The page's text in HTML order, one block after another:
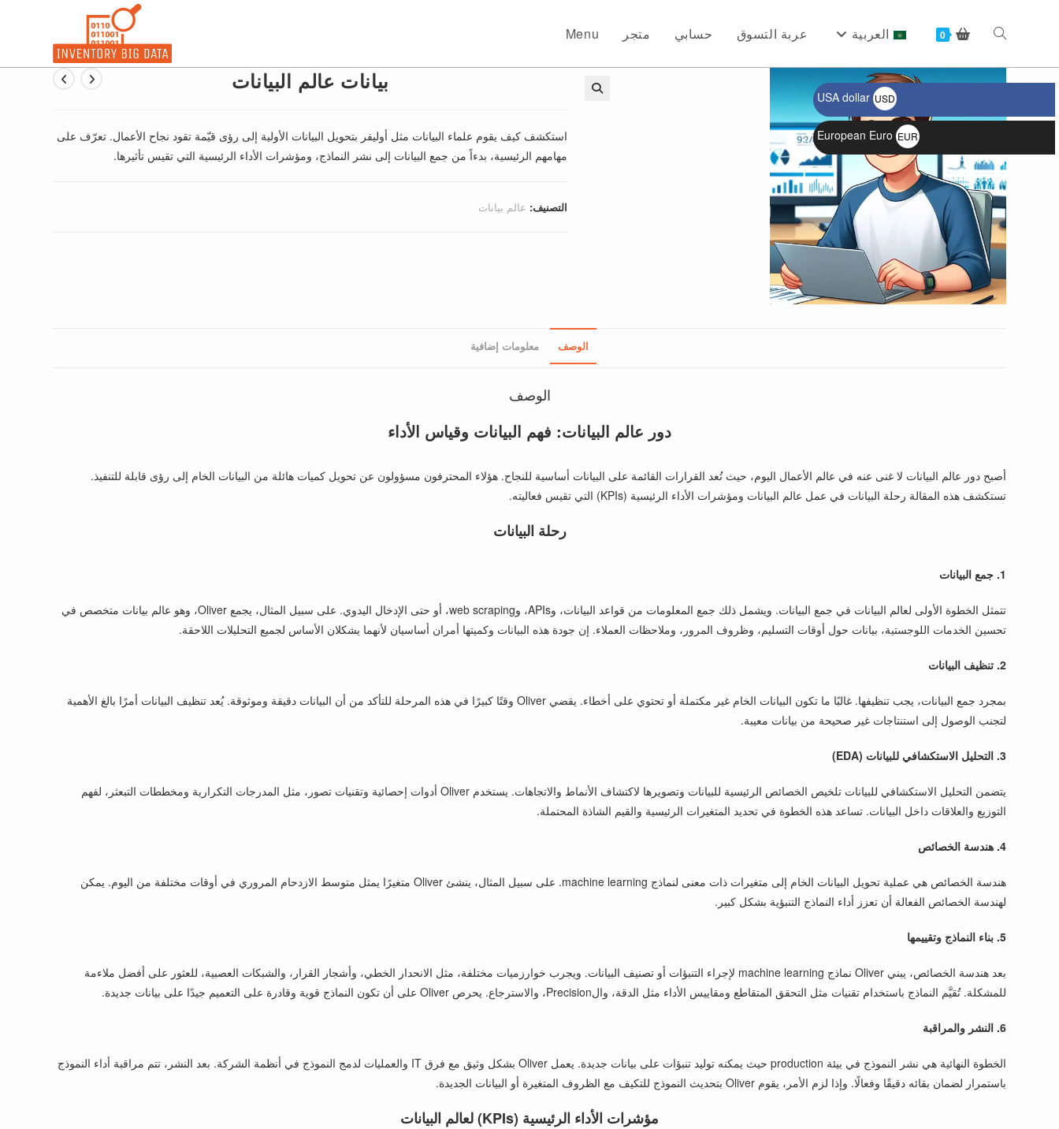
Menu متجر حسابي عربة التسوق العربية 0 Toggle
search
بيانات عالم البيانات
استكشف كيف يقوم علماء البيانات مثل أوليفر بتحويل البيانات الأولية إلى رؤى قيّمة تقود نجاح الأعمال. تعرّف على
مهامهم الرئيسية، بدءاً من جمع البيانات إلى نشر النماذج، ومؤشرات الأداء الرئيسية التي تقيس تأثيرها.
التصنيف: عالم بيانات
الوصف معلومات إضافية
الوصف
دور عالم البيانات: فهم البيانات وقياس الأداء
أصبح دور عالم البيانات لا غنى عنه في عالم الأعمال اليوم، حيث تُعد القرارات القائمة على البيانات أساسية للنجاح. هؤلاء المحترفون مسؤولون عن تحويل كميات هائلة من البيانات الخام إلى رؤى قابلة للتنفيذ.
تستكشف هذه المقالة رحلة البيانات في عمل عالم البيانات ومؤشرات الأداء الرئيسية (KPIs) التي تقيس فعاليته.
رحلة البيانات
1. جمع البيانات
تتمثل الخطوة الأولى لعالم البيانات في جمع البيانات. ويشمل ذلك جمع المعلومات من قواعد البيانات، وAPIs، وweb scraping، أو حتى الإدخال اليدوي. على سبيل المثال، يجمع Oliver، وهو عالم بيانات متخصص في
تحسين الخدمات اللوجستية، بيانات حول أوقات التسليم، وظروف المرور، وملاحظات العملاء. إن جودة هذه البيانات وكميتها أمران أساسيان لأنهما يشكلان الأساس لجميع التحليلات اللاحقة.
2. تنظيف البيانات
بمجرد جمع البيانات، يجب تنظيفها. غالبًا ما تكون البيانات الخام غير مكتملة أو تحتوي على أخطاء. يقضي Oliver وقتًا كبيرًا في هذه المرحلة للتأكد من أن البيانات دقيقة وموثوقة. يُعد تنظيف البيانات أمرًا بالغ الأهمية
لتجنب الوصول إلى استنتاجات غير صحيحة من بيانات معيبة.
3. التحليل الاستكشافي للبيانات (EDA)
يتضمن التحليل الاستكشافي للبيانات تلخيص الخصائص الرئيسية للبيانات وتصويرها لاكتشاف الأنماط والاتجاهات. يستخدم Oliver أدوات إحصائية وتقنيات تصور، مثل المدرجات التكرارية ومخططات التبعثر، لفهم
التوزيع والعلاقات داخل البيانات. تساعد هذه الخطوة في تحديد المتغيرات الرئيسية والقيم الشاذة المحتملة.
4. هندسة الخصائص
هندسة الخصائص هي عملية تحويل البيانات الخام إلى متغيرات ذات معنى لنماذج machine learning. على سبيل المثال، ينشئ Oliver متغيرًا يمثل متوسط الازدحام المروري في أوقات مختلفة من اليوم. يمكن
لهندسة الخصائص الفعالة أن تعزز أداء النماذج التنبؤية بشكل كبير.
5. بناء النماذج وتقييمها
بعد هندسة الخصائص، يبني Oliver نماذج machine learning لإجراء التنبؤات أو تصنيف البيانات. ويجرب خوارزميات مختلفة، مثل الانحدار الخطي، وأشجار القرار، والشبكات العصبية، للعثور على أفضل ملاءمة
للمشكلة. تُقيَّم النماذج باستخدام تقنيات مثل التحقق المتقاطع ومقاييس الأداء مثل الدقة، والPrecision، والاسترجاع. يحرص Oliver على أن تكون النماذج قوية وقادرة على التعميم جيدًا على بيانات جديدة.
6. النشر والمراقبة
الخطوة النهائية هي نشر النموذج في بيئة production حيث يمكنه توليد تنبؤات على بيانات جديدة. يعمل Oliver بشكل وثيق مع فرق IT والعمليات لدمج النموذج في أنظمة الشركة. بعد النشر، تتم مراقبة أداء النموذج
باستمرار لضمان بقائه دقيقًا وفعالًا. وإذا لزم الأمر، يقوم Oliver بتحديث النموذج للتكيف مع الظروف المتغيرة أو البيانات الجديدة.
مؤشرات الأداء الرئيسية (KPIs) لعالم البيانات
USD
$
EUR
€